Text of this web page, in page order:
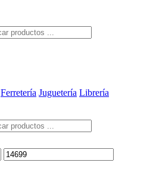
Ferretería Juguetería Librería